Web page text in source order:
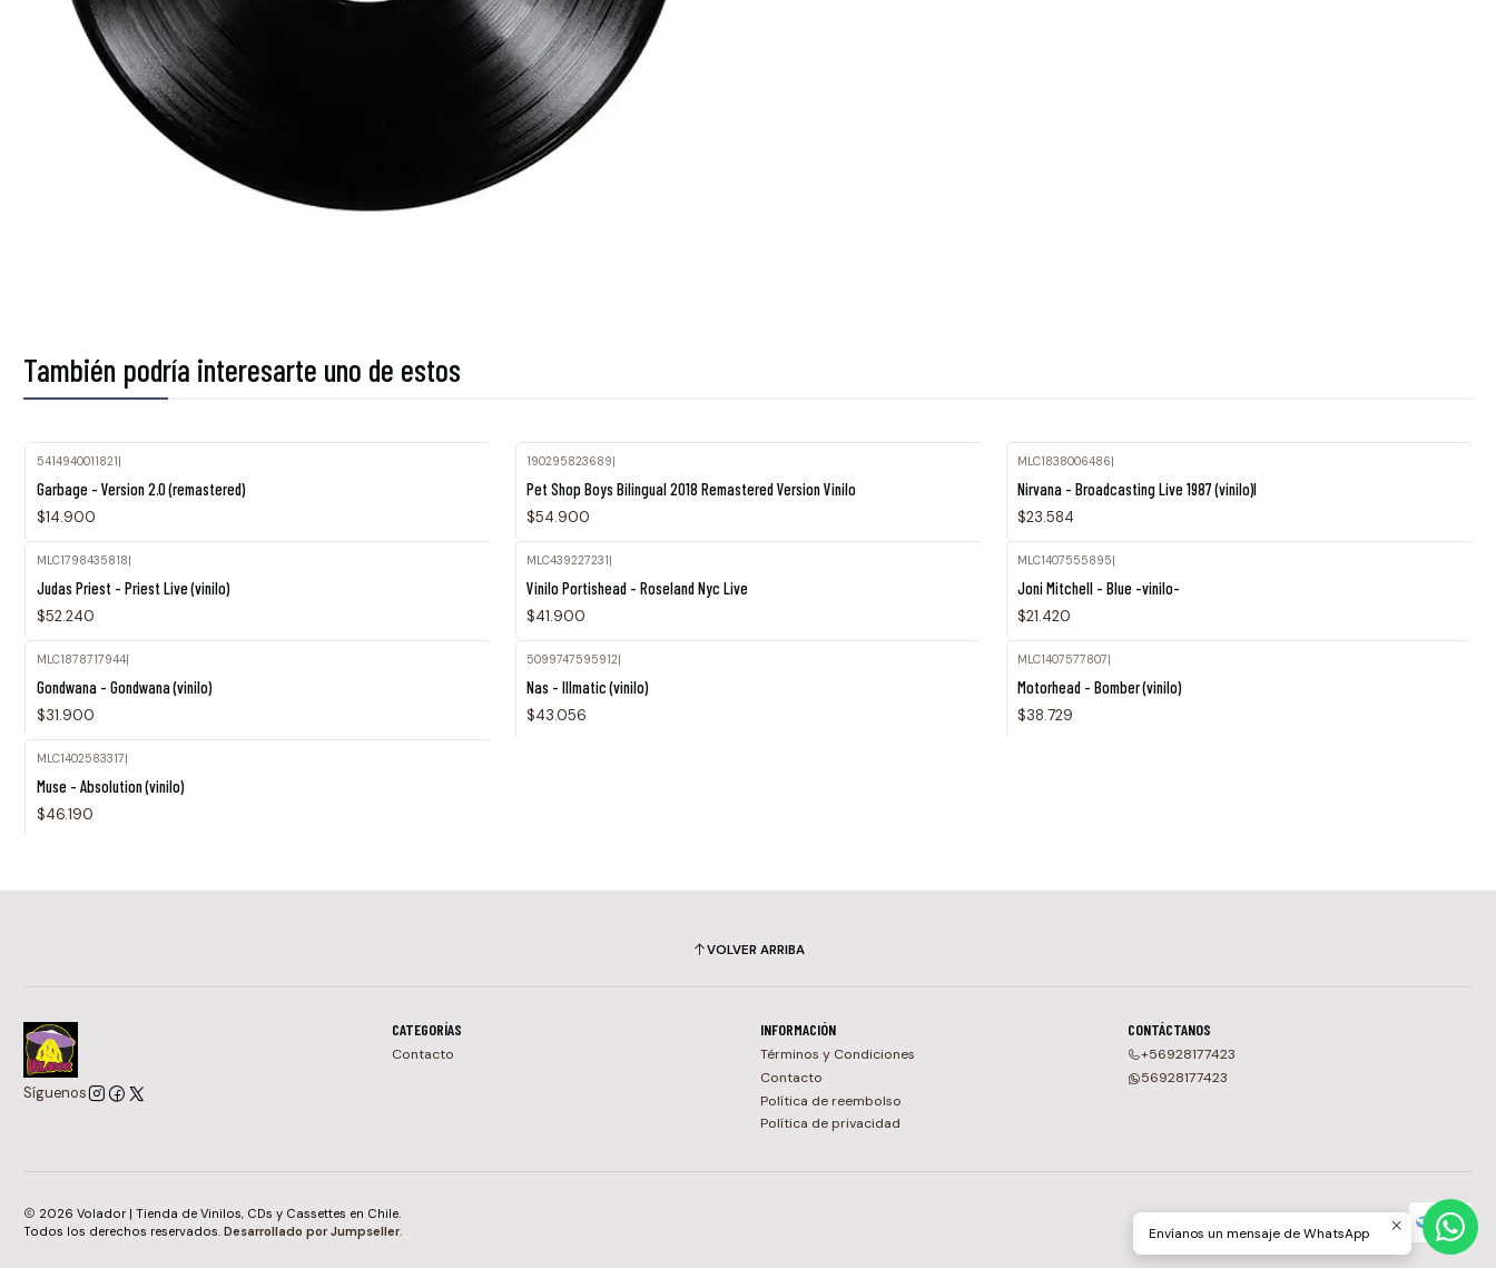
También podría interesarte uno de estos
5414940011821|
Garbage - Version 2.0 (remastered)
$14.900
190295823689|
Pet Shop Boys Bilingual 2018 Remastered Version Vinilo
$54.900
MLC1838006486|
Nirvana - Broadcasting Live 1987 (vinilo)l
$23.584
MLC1798435818|
Judas Priest - Priest Live (vinilo)
$52.240
MLC439227231|
Vinilo Portishead - Roseland Nyc Live
$41.900
MLC1407555895|
Joni Mitchell - Blue -vinilo-
$21.420
MLC1878717944|
Gondwana - Gondwana (vinilo)
$31.900
5099747595912
Nas - Illmatic (vinilo)
$43.056
MLC1407577807
Motorhead - Bomber (vinilo)
$38.729
MLC1402583317
Muse - Absolution (vinilo)
$46.190
VOLVER ARRIBA
Síguenos
CATEGORÍAS
Contacto
INFORMACIÓN
Términos y Condiciones
Contacto
Política de reembolso
Política de privacidad
CONTÁCTANOS
+56928177423
56928177423
2026 Volador | Tienda de Vinilos, CDs y Cassettes en Chile.
Todos los derechos reservados. Desarrollado por Jumpseller. Envíanos un mensaje de WhatsApp